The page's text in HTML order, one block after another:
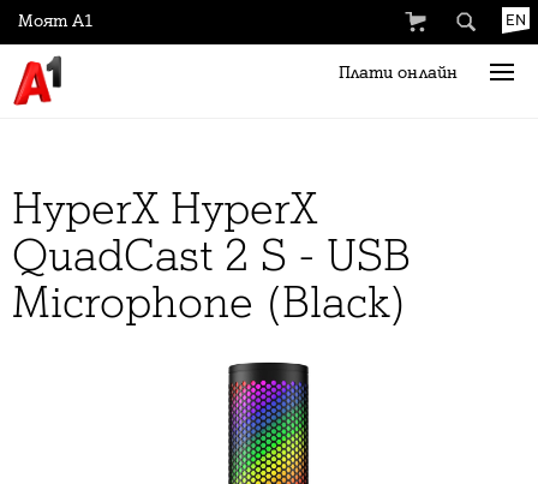
EN
Плати онлайн
Моят А1
HyperX HyperX
QuadCast 2 S - USB
Microphone (Black)